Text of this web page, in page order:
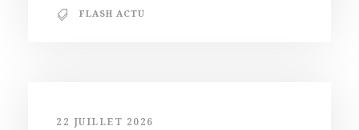
FLASH ACTU
22 JUILLET 2026